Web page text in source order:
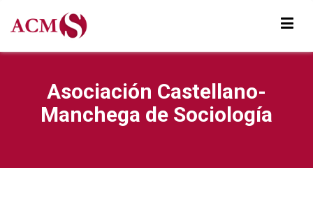
Asociación Castellano-
Manchega de Sociología